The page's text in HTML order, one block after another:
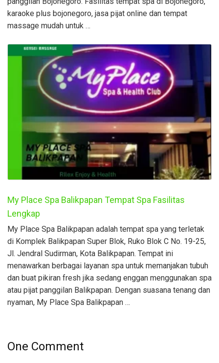
karaoke plus bojonegoro, jasa pijat online dan tempat
massage mudah untuk …
My Place Spa Balikpapan Tempat Spa Fasilitas
Lengkap
My Place Spa Balikpapan adalah tempat spa yang terletak
di Komplek Balikpapan Super Blok, Ruko Blok C No. 19-25,
Jl. Jendral Sudirman, Kota Balikpapan. Tempat ini
menawarkan berbagai layanan spa untuk memanjakan tubuh
dan buat pikiran fresh jika sedang enggan menggunakan spa
atau pijat panggilan Balikpapan. Dengan suasana tenang dan
nyaman, My Place Spa Balikpapan …
One Comment